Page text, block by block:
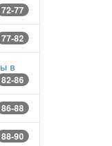
72-77
77-82
в
82-86
86-88
88-90